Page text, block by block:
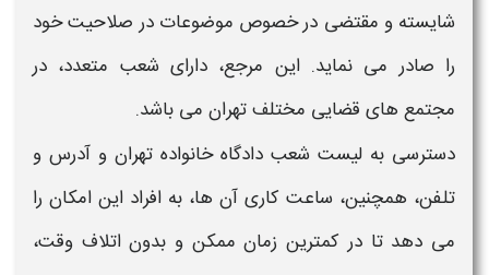
شایسته و مقتضی در خصوص موضوعات در صلاحیت خود
را صادر می نماید. این مرجع، دارای شعب متعدد، در
مجتمع های قضایی مختلفتهران می باشد.
دسترسی به لیست شعب دادگاه خانواده تهران و آدرس و
تلفن، همچنین، ساعت کاری آن ها، به افراد این امکان را
می دهد تا در کمترین زمان ممکن و بدون اتلاف وقت،